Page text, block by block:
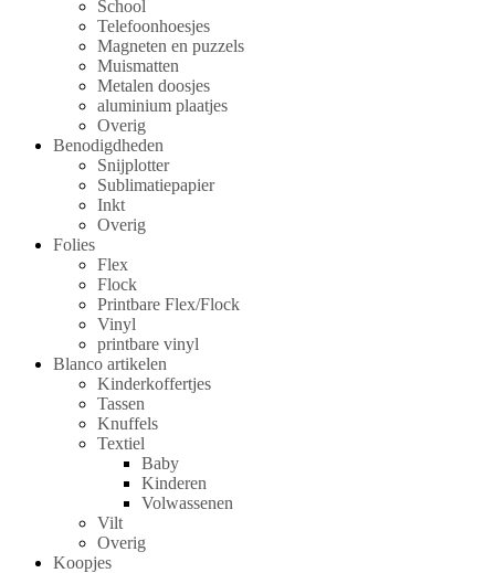
School
Telefoonhoesjes
Magneten en puzzels
Muismatten
Metalen doosjes
aluminium plaatjes
Overig
Benodigdheden
Snijplotter
Sublimatiepapier
Inkt
Overig
Folies
Flex
Flock
Printbare Flex/Flock
Vinyl
printbare vinyl
Blanco artikelen
Kinderkoffertjes
Tassen
Knuffels
Textiel
Baby
Kinderen
Volwassenen
Vilt
Overig
Koopjes